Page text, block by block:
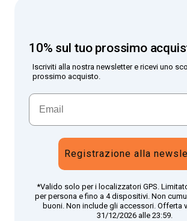
10% sul tuo prossimo
Iscriviti alla nostra newsletter e ricevi uno
prossimo acquisto.
Registrazione alla
*Valido solo per i localizzatori GPS.
per persona e fino a 4 dispositivi. Non
buoni. Non include gli accessori. Offerta
31/12/2026 alle 23:59.